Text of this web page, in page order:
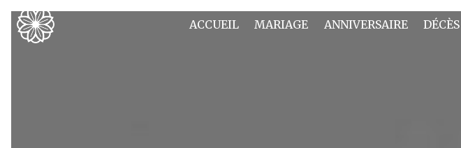
ACCUEIL MARIAGE ANNIVERSAIRE DÉCÈS